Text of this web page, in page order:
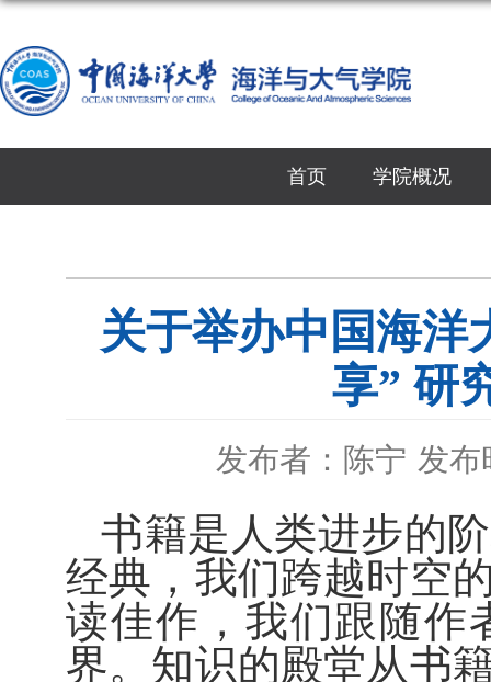
首页 学院概况
关于举办中国海洋
享” 研
发布者：陈宁 发布
书籍是人类进步的
经典，我们跨越时空
读佳作，我们跟随作
界。知识的殿堂从书